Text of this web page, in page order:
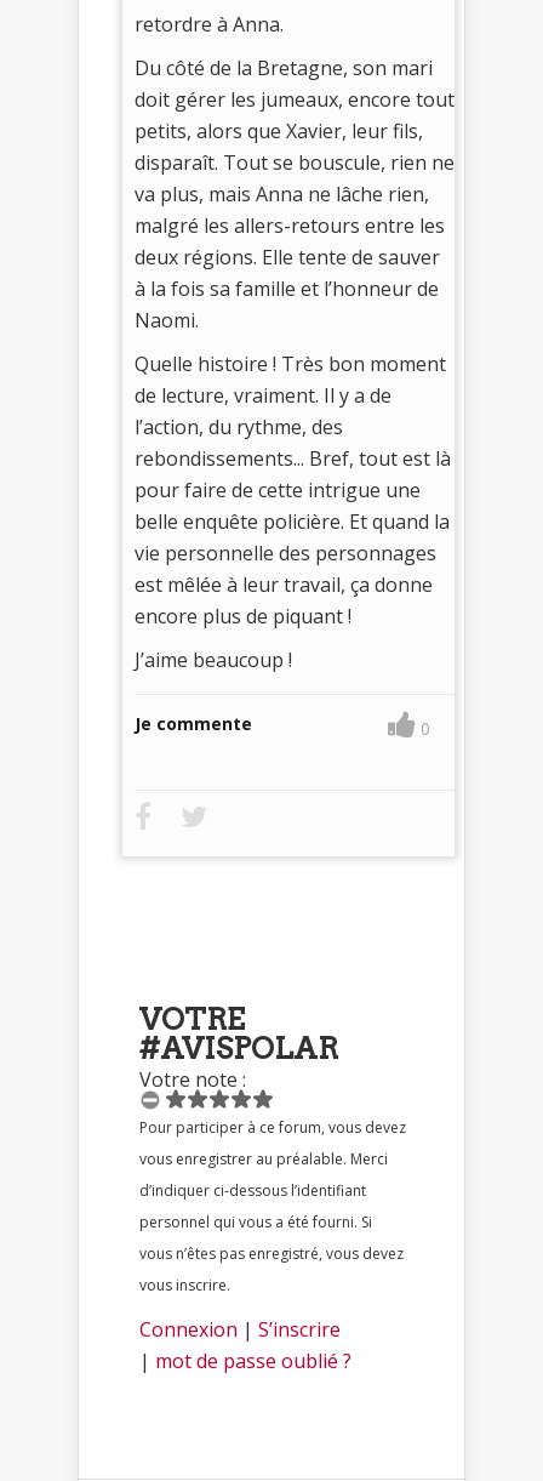
retordre à Anna.
Du côté de la Bretagne, son mari
doit gérer les jumeaux, encore tout
petits, alors que Xavier, leur fils,
disparaît. Tout se bouscule, rien ne
va plus, mais Anna ne lâche rien,
malgré les allers-retours entre les
deux régions. Elle tente de sauver
à la fois sa famille et l’honneur de
Naomi.
Quelle histoire ! Très bon moment
de lecture, vraiment. Il y a de
l’action, du rythme, des
rebondissements... Bref, tout est là
pour faire de cette intrigue une
belle enquête policière. Et quand la
vie personnelle des personnages
est mêlée à leur travail, ça donne
encore plus de piquant !
J’aime beaucoup !
Je commente 0
VOTRE
#AVISPOLAR
Votre note :
Pour participer à ce forum, vous devez
vous enregistrer au préalable. Merci
d’indiquer ci-dessous l’identifiant
personnel qui vous a été fourni. Si
vous n’êtes pas enregistré, vous devez
vous inscrire.
Connexion | S’inscrire
| mot de passe oublié ?